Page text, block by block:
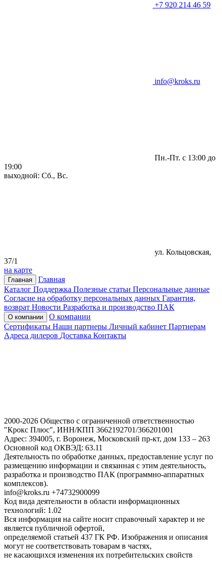
+7 920 214 46 59
info@kroks.ru
Пн.-Пт. с 13:00 до
19:00
выходной: Сб., Вс.
ул. Кольцовская,
37/1
на карте
Главная
Главная
Каталог Поддержка Полезные статьи Персональные данные
Согласие на обработку персональных данных Гарантия,
возврат Новости Разработка и производство ПАК
О компании
О компании
Сертификаты Наши партнеры Личный кабинет Партнерам
Адреса дилеров Доставка Контакты
2000-2026 Общество с ограниченной ответственностью
"Крокс Плюс", ИНН/КПП 3662192701/366201001
Адрес: 394005, г. Воронеж, Московский пр-кт, дом 133 – 263
Основной код ОКВЭД: 63.11
Деятельность по обработке данных, предоставление услуг по
размещению информации и связанная с этим деятельность,
разработка и производство ПАК (программно-аппаратных
комплексов).
info@kroks.ru +74732900099
Код вида деятельности в области информационных
технологий: 1.02
Вся информация на сайте носит справочный характер и не
является публичной офертой,
определяемой статьей 437 ГК РФ. Изображения и описания
могут не соответствовать товарам в частях,
не касающихся изменения их потребительских свойств